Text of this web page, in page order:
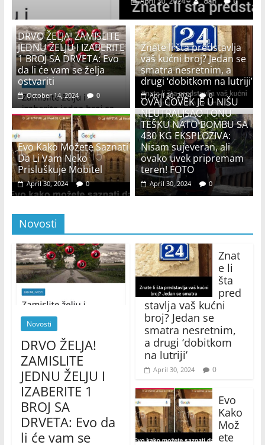
DRVO ŽELJA! ZAMISLITE
JEDNU ŽELJU I IZABERITE
1 BROJ SA DRVETA: Evo
da li će vam se želja
ostvariti
October 14, 2024 0
Znate li šta predstavlja
vaš kućni broj? Jedan se
smatra nesretnim, a
drugi ‘dobitkom na lutriji’
April 30, 2024 0
Evo Kako Možete Saznati
Da Li Vam Neko
Prisluškuje Mobitel
April 30, 2024 0
OVAJ ČOVEK JE U NIŠU
NEUTRALISAO TONU
TEŠKU NATO BOMBU SA
430 KG EKSPLOZIVA:
Nisam sujeveran, ali
ovako uvek pripremam
teren! FOTO
April 30, 2024 0
Novosti
Novosti
DRVO ŽELJA!
ZAMISLITE
JEDNU ŽELJU I
IZABERITE 1
BROJ SA
DRVETA: Evo da
li će vam se
Znat
e li
šta
pred
stavlja vaš kućni
broj? Jedan se
smatra nesretnim,
a drugi ‘dobitkom
na lutriji’
April 30, 2024 0
Evo
Kako
Mož
ete